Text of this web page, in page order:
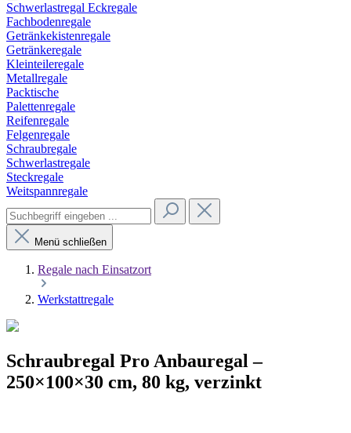
Schwerlastregal Eckregale
Fachbodenregale
Getränkekistenregale
Getränkeregale
Kleinteileregale
Metallregale
Packtische
Palettenregale
Reifenregale
Felgenregale
Schraubregale
Schwerlastregale
Steckregale
Weitspannregale
Menü schließen
Regale nach Einsatzort
Werkstattregale
Schraubregal Pro Anbauregal –
250×100×30 cm, 80 kg, verzinkt